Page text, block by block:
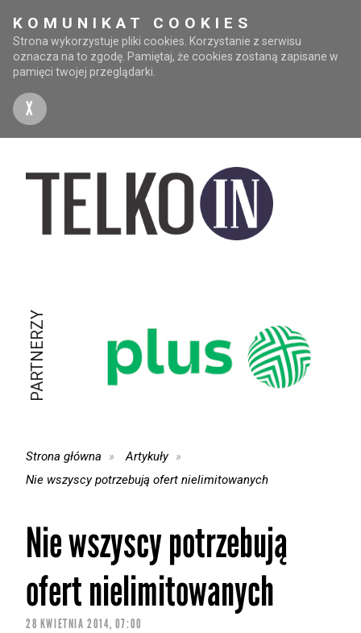
KOMUNIKAT COOKIES
Strona wykorzystuje pliki cookies. Korzystanie z serwisu
oznacza na to zgodę. Pamiętaj, że cookies zostaną zapisane w
pamięci twojej przeglądarki.
X
PARTNERZY
Strona główna
Artykuły
Nie wszyscy potrzebują ofert nielimitowanych
Nie wszyscy potrzebują
ofert nielimitowanych
28 KWIETNIA 2014, 07:00